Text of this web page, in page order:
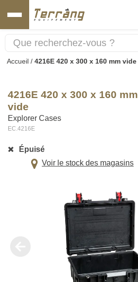
Accueil / 4216E 420 x 300 x 160 mm vide
4216E 420 x 300 x 160 mm
vide
Explorer Cases
EC.4216E
Épuisé
Voir le stock des magasins